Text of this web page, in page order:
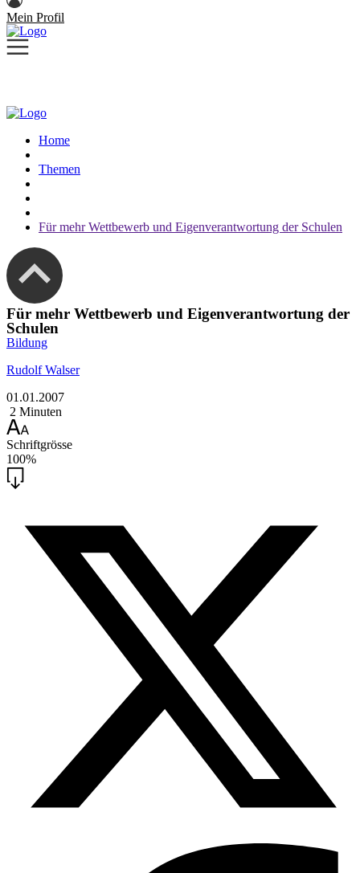
Mein Profil
Home
Themen
Für mehr Wettbewerb und Eigenverantwortung der Schulen
Für mehr Wettbewerb und Eigenverantwortung der
Schulen
Bildung
Rudolf Walser
01.01.2007
2 Minuten
Schriftgrösse
100%